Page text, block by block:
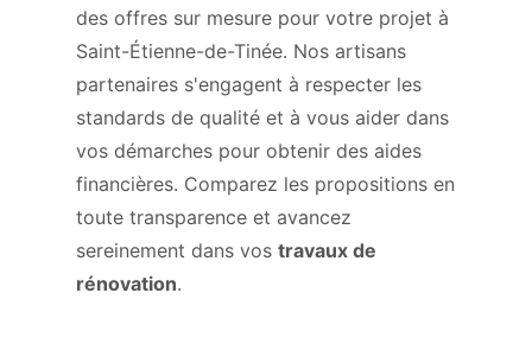
des offres sur mesure pour votre projet à
Saint-Étienne-de-Tinée. Nos artisans
partenaires s'engagent à respecter les
standards de qualité et à vous aider dans
vos démarches pour obtenir des aides
financières. Comparez les propositions en
toute transparence et avancez
sereinement dans vos travaux de
rénovation.